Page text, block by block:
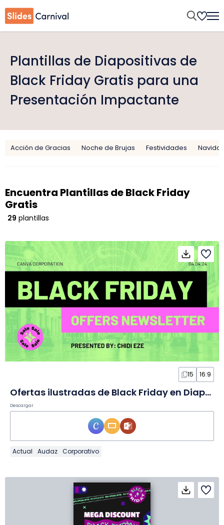
Plantillas de Diapositivas de
Black Friday Gratis para una
Presentación Impactante
Acción de Gracias Noche de Brujas Festividades
Encuentra Plantillas de Black Friday
Gratis
29 plantillas
15 16:9
Ofertas ilustradas de Black Friday en Diapositivas
Descargar
Actual Audaz Corporativo